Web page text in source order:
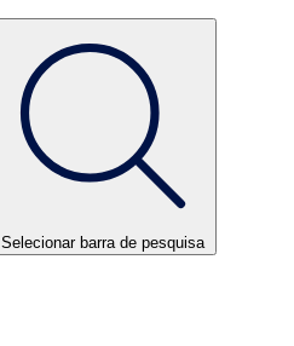
Selecionar barra de pesquisa